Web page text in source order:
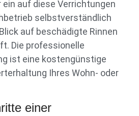
ein auf diese Verrichtungen
selbstverständlich
auf beschädigte Rinnen
Die professionelle
ist eine kostengünstige
Ihres Wohn- oder
einer